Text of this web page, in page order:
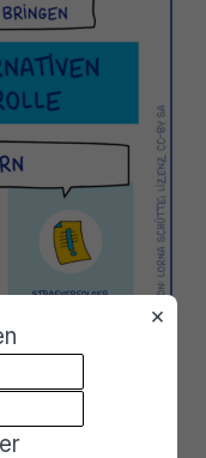
×